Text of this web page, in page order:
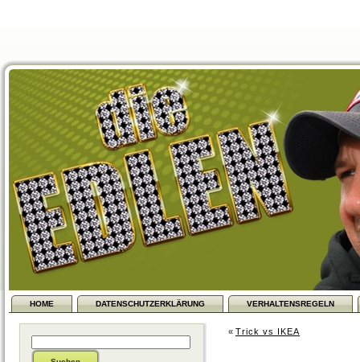
HOME DATENSCHUTZERKLÄRUNG VERHALTENSREGELN
« Trick vs IKEA